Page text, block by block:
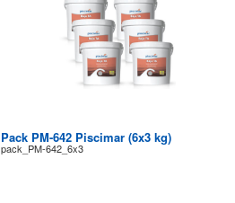
Pack PM-642 Piscimar (6x3 kg)
pack_PM-642_6x3